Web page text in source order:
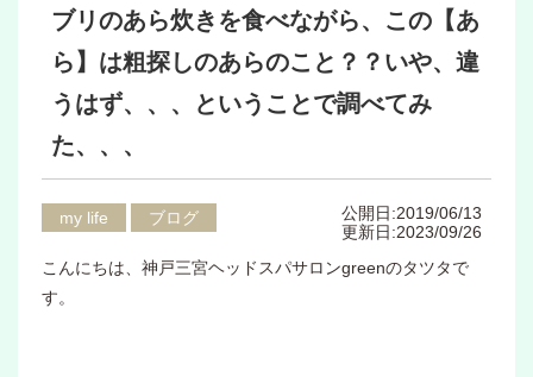
ブリのあら炊きを食べながら、この【あ
ら】は粗探しのあらのこと？？いや、違
うはず、、、ということで調べてみ
た、、、
my life ブログ
公開日:2019/06/13
更新日:2023/09/26
こんにちは、神戸三宮ヘッドスパサロンgreenのタツタで
す。